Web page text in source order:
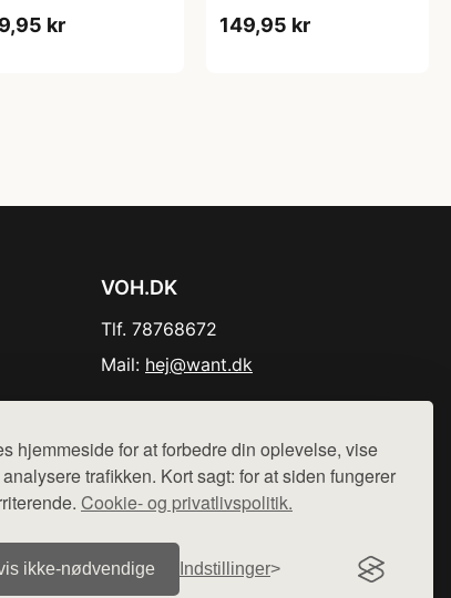
hjemmeside for at forbedre din oplevelse, vise
trafikken. Kort sagt: for at siden fungerer
Cookie- og privatlivspolitik.
ikke‑nødvendige Indstillinger
kr 149,95 kr
VOH.DK
Tlf. 78768672
Mail: hej@want.dk
ikke varer fra denne side - vi henviser til de shops,